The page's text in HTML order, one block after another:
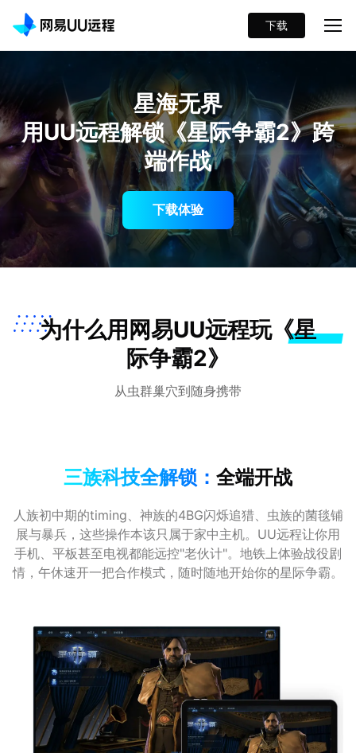
下载
星海无界
用UU远程解锁《星际争霸2》跨
端作战
下载体验
为什么用网易UU远程玩《星
际争霸2》
从虫群巢穴到随身携带
三族科技全解锁： 全端开战
人族初中期的timing、神族的4BG闪烁追猎、虫族的菌毯铺
展与暴兵，这些操作本该只属于家中主机。UU远程让你用
手机、平板甚至电视都能远控"老伙计"。地铁上体验战役剧
情，午休速开一把合作模式，随时随地开始你的星际争霸。